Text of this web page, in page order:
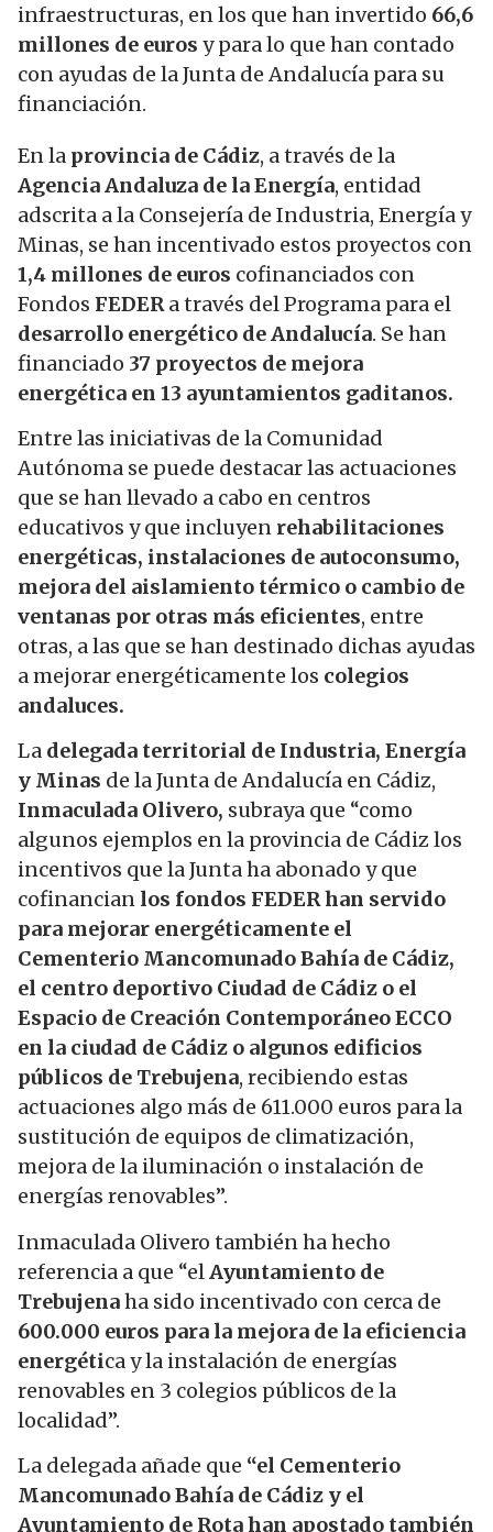
infraestructuras, en los que han invertido 66,6
millones de euros y para lo que han contado
con ayudas de la Junta de Andalucía para su
financiación.
En la provincia de Cádiz, a través de la
Agencia Andaluza de la Energía, entidad
adscrita a la Consejería de Industria, Energía y
Minas, se han incentivado estos proyectos con
1,4 millones de euros cofinanciados con
Fondos FEDERa través del Programa para el
desarrollo energético de Andalucía. Se han
financiado 37 proyectos de mejora
energética en 13 ayuntamientos gaditanos.
Entre las iniciativas de la Comunidad
Autónoma se puede destacar las actuaciones
que se han llevado a cabo en centros
educativos y que incluyen rehabilitaciones
energéticas, instalaciones de autoconsumo,
mejora del aislamiento térmico o cambio de
ventanas por otras más eficientes, entre
otras, a las que se han destinado dichas ayudas
a mejorar energéticamente los colegios
andaluces.
La delegada territorial de Industria, Energía
y Minas de la Junta de Andalucía en Cádiz,
Inmaculada Olivero, subraya que “como
algunos ejemplos en la provincia de Cádiz los
incentivos que la Junta ha abonado y que
cofinancian los fondos FEDER han servido
para mejorar energéticamente el
Cementerio Mancomunado Bahía de Cádiz,
el centro deportivo Ciudad de Cádiz o el
Espacio de Creación Contemporáneo ECCO
en la ciudad de Cádiz o algunos edificios
públicos de Trebujena, recibiendo estas
actuaciones algo más de 611.000 euros para la
sustitución de equipos de climatización,
mejora de la iluminación o instalación de
energías renovables”.
Inmaculada Olivero también ha hecho
referencia a que “elAyuntamiento de
Trebujenaha sido incentivado con cerca de
600.000 euros para la mejora de la eficiencia
energética y la instalación de energías
renovables en 3 colegios públicos de la
localidad”.
La delegada añade que “el Cementerio
Mancomunado Bahía de Cádiz y el
Ayuntamiento de Rota han apostado también